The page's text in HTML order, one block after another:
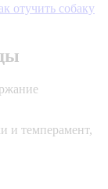
отучить собаку
и темперамент,